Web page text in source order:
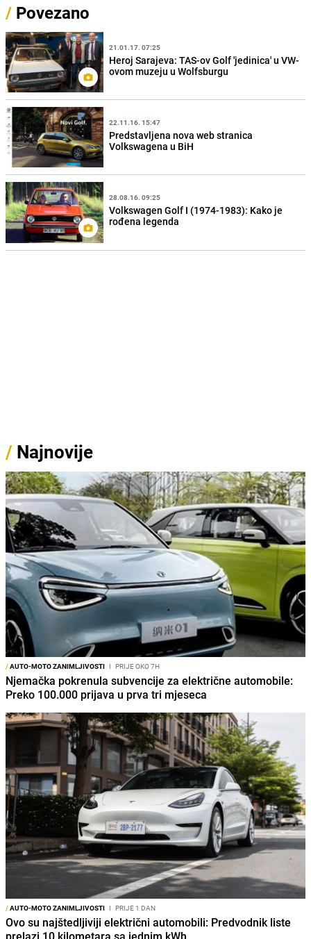
/ Povezano
21.01.17. 07:25
Heroj Sarajeva: TAS-ov Golf 'jedinica' u VW-
ovom muzeju u Wolfsburgu
22.11.16. 15:47
Predstavljena nova web stranica
Volkswagena u BiH
28.08.16. 09:25
Volkswagen Golf I (1974-1983): Kako je
rođena legenda
/ Najnovije
/AUTO-MOTO ZANIMLJIVOSTI I PRIJE OKO 7H
Njemačka pokrenula subvencije za električne automobile:
Preko 100.000 prijava u prva tri mjeseca
/AUTO-MOTO ZANIMLJIVOSTI I PRIJE 1 DAN
Ovo su najštedljiviji električni automobili: Predvodnik liste